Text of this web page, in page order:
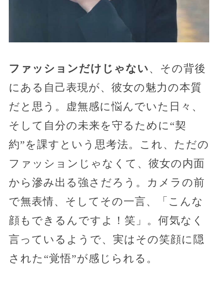
ファッションだけじゃない、その背後
にある自己表現が、彼女の魅力の本質
だと思う。虚無感に悩んでいた日々、
そして自分の未来を守るために“契
約”を課すという思考法。これ、ただの
ファッションじゃなくて、彼女の内面
から滲み出る強さだろう。カメラの前
で無表情、そしてその一言、「こんな
顔もできるんですよ！笑」。何気なく
言っているようで、実はその笑顔に隠
された“覚悟”が感じられる。